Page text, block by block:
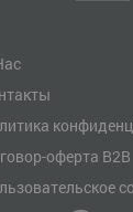
оферта B2B